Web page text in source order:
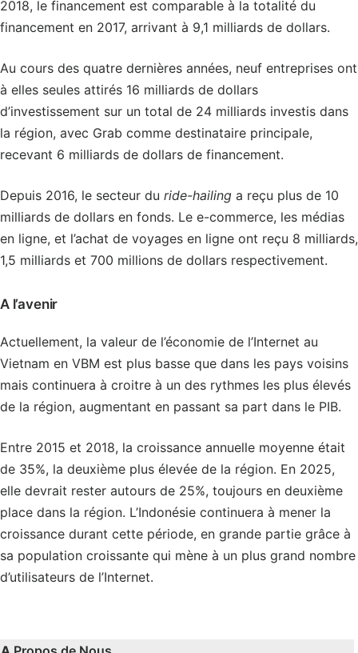
2018, le financement est comparable à la totalité du
financement en 2017, arrivant à 9,1 milliards de dollars.
Au cours des quatre dernières années, neuf entreprises ont
à elles seules attirés 16 milliards de dollars
d’investissement sur un total de 24 milliards investis dans
la région, avec Grab comme destinataire principale,
recevant 6 milliards de dollars de financement.
Depuis 2016, le secteur du ride-hailing a reçu plus de 10
milliards de dollars en fonds. Le e-commerce, les médias
en ligne, et l’achat de voyages en ligne ont reçu 8 milliards,
1,5 milliards et 700 millions de dollars respectivement.
A l’avenir
Actuellement, la valeur de l’économie de l’Internet au
Vietnam en VBM est plus basse que dans les pays voisins
mais continuera à croitre à un des rythmes les plus élevés
de la région, augmentant en passant sa part dans le PIB.
Entre 2015 et 2018, la croissance annuelle moyenne était
de 35%, la deuxième plus élevée de la région. En 2025,
elle devrait rester autours de 25%, toujours en deuxième
place dans la région. L’Indonésie continuera à mener la
croissance durant cette période, en grande partie grâce à
sa population croissante qui mène à un plus grand nombre
d’utilisateurs de l’Internet.